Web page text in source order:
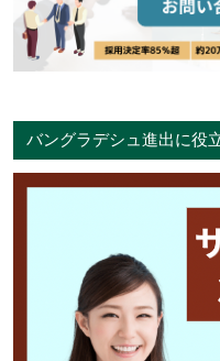
バングラデシュ進出に役